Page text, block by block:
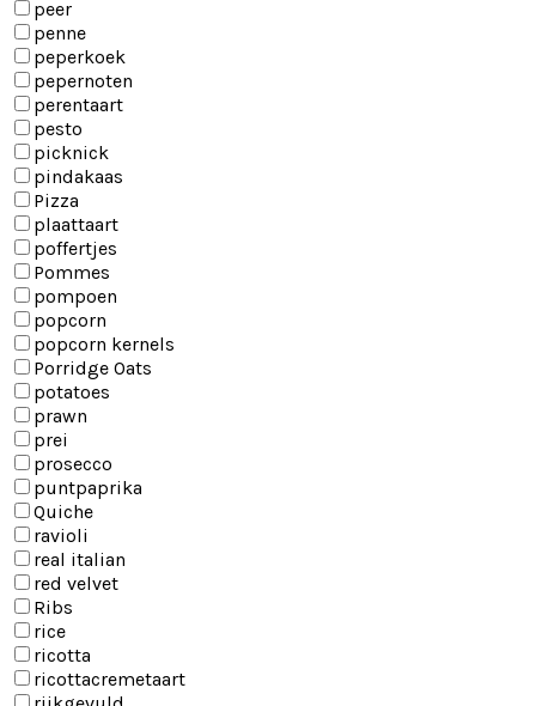
peer
penne
peperkoek
pepernoten
perentaart
pesto
picknick
pindakaas
Pizza
plaattaart
poffertjes
Pommes
pompoen
popcorn
popcorn kernels
Porridge Oats
potatoes
prawn
prei
prosecco
puntpaprika
Quiche
ravioli
real italian
red velvet
Ribs
rice
ricotta
ricottacremetaart